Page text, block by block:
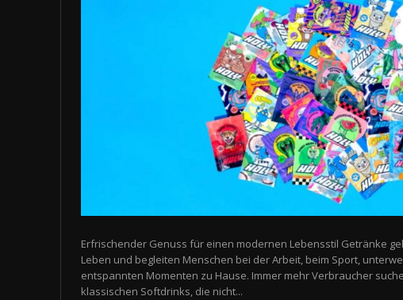
Erfrischender Genuss für einen modernen Lebensstil Getränke
Leben und begleiten Menschen bei der Arbeit, beim Sport,
entspannten Momenten zu Hause. Immer mehr Verbraucher
klassischen Softdrinks, die nicht...